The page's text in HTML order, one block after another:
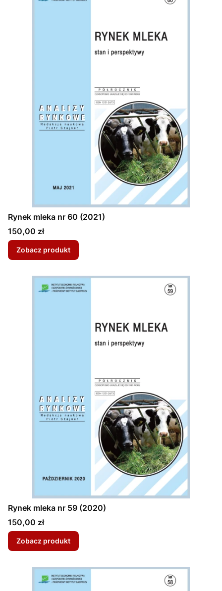
Rynek mleka nr 60 (2021)
Cena
150,00 zł
Zobacz produkt
Rynek mleka nr 59 (2020)
Cena
150,00 zł
Zobacz produkt